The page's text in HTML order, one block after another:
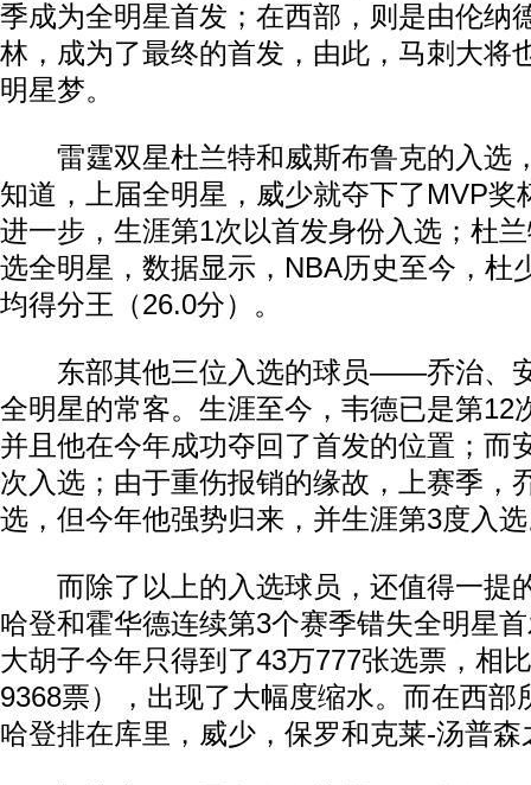
季成为全明星首发；在西部，则是由伦纳
林，成为了最终的首发，由此，马刺大将
明星梦。
雷霆双星杜兰特和威斯布鲁克的入选
知道，上届全明星，威少就夺下了MVP奖
进一步，生涯第1次以首发身份入选；杜
选全明星，数据显示，NBA历史至今，杜
均得分王（26.0分）。
东部其他三位入选的球员——乔治、安
全明星的常客。生涯至今，韦德已是第12
并且他在今年成功夺回了首发的位置；而
次入选；由于重伤报销的缘故，上赛季，
选，但今年他强势归来，并生涯第3度入
而除了以上的入选球员，还值得一提
哈登和霍华德连续第3个赛季错失全明星
大胡子今年只得到了43万777张选票，相
9368票），出现了大幅度缩水。而在西部
哈登排在库里，威少，保罗和克莱-汤普